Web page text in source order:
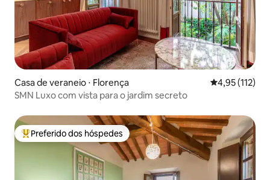
Casa de veraneio ⋅ Florença 4,95 de uma
4,95 (112)
SMN Luxo com vista para o jardim secreto
Entre os melhores preferidos dos hóspedes
Preferido dos hóspedes